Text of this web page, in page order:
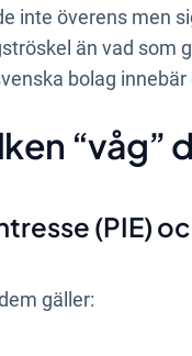
inte överens men
än vad som
bolag
“våg”
(PIE)
gäller: